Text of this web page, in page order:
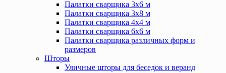
Палатки сварщика 3х6 м
Палатки сварщика 3х8 м
Палатки сварщика 4х4 м
Палатки сварщика 6х6 м
Палатки сварщика различных форм и
размеров
Шторы
Уличные шторы для беседок и веранд